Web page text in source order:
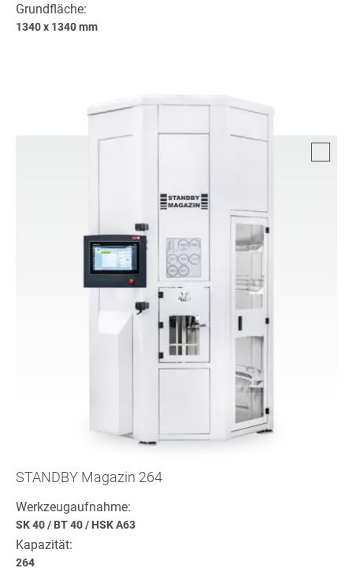
Grundfläche:
1340 x 1340 mm
STANDBY Magazin 264
Werkzeugaufnahme:
SK 40/ BT 40/ HSK A63
Kapazität:
264